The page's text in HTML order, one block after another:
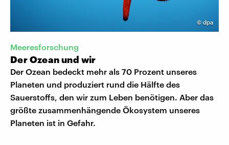
© dpa
Meeresforschung
Der Ozean und wir
Der Ozean bedeckt mehr als 70 Prozent unseres
Planeten und produziert rund die Hälfte des
Sauerstoffs, den wir zum Leben benötigen. Aber das
größte zusammenhängende Ökosystem unseres
Planeten ist in Gefahr.